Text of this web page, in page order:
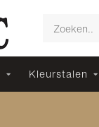
Kleurstalen